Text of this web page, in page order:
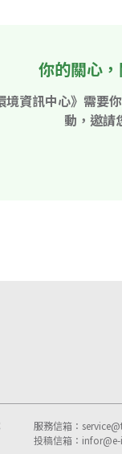
你的關心
境資訊中心》需要
動，邀請
服務信箱：
投稿信箱：